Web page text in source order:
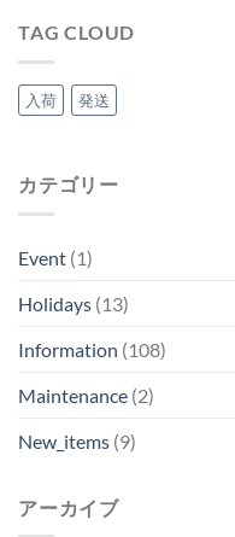
暇
TAG CLOUD
入荷 発送
カテゴリー
Event (1)
Holidays (13)
Information (108)
Maintenance (2)
New_items (9)
アーカイブ